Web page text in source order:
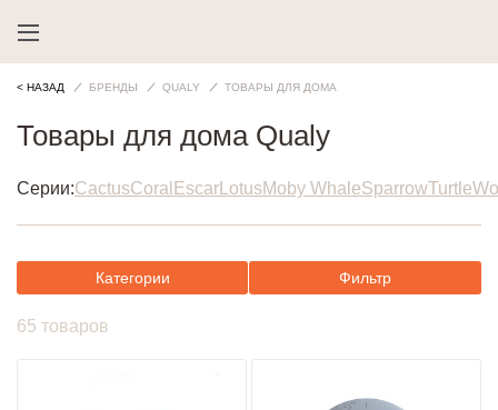
< НАЗАД БРЕНДЫ QUALY ТОВАРЫ ДЛЯ ДОМА
Товары для дома Qualy
Серии:CactusCoral Escar LotusMoby WhaleSparrowTurtle
Категории Фильтр
65 товаров